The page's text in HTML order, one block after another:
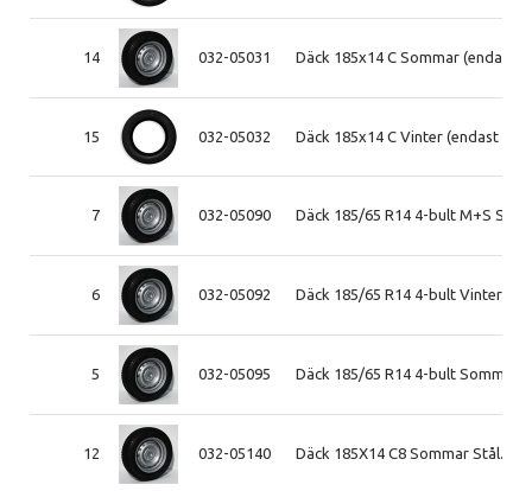
14 032-05031 Däck 185x14 C Sommar (endast
15 032-05032 Däck 185x14 C Vinter (endast
7 032-05090 Däck 185/65 R14 4-bult M+S Stål
6 032-05092 Däck 185/65 R14 4-bult Vinter
5 032-05095 Däck 185/65 R14 4-bult Sommar
12 032-05140 Däck 185X14 C8 Sommar Stål.